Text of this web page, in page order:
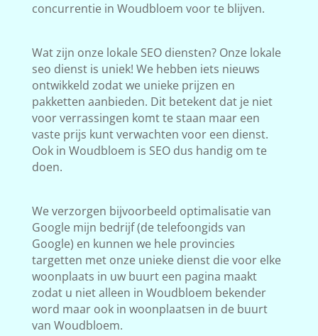
concurrentie in Woudbloem voor te blijven.
Wat zijn onze lokale SEO diensten? Onze lokale
seo dienst is uniek! We hebben iets nieuws
ontwikkeld zodat we unieke prijzen en
pakketten aanbieden. Dit betekent dat je niet
voor verrassingen komt te staan maar een
vaste prijs kunt verwachten voor een dienst.
Ook in Woudbloem is SEO dus handig om te
doen.
We verzorgen bijvoorbeeld optimalisatie van
Google mijn bedrijf (de telefoongids van
Google) en kunnen we hele provincies
targetten met onze unieke dienst die voor elke
woonplaats in uw buurt een pagina maakt
zodat u niet alleen in Woudbloem bekender
word maar ook in woonplaatsen in de buurt
van Woudbloem.